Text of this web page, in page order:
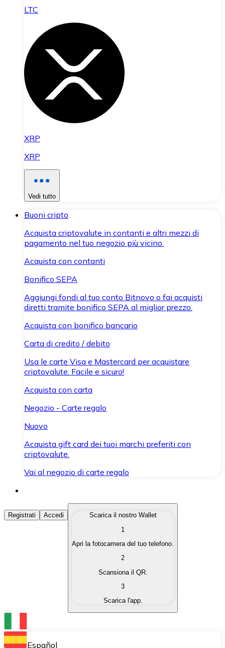
LTC
XRP
XRP
Vedi tutto
Buoni cripto
Acquista criptovalute in contanti e altri mezzi di
pagamento nel tuo negozio più vicino.
Acquista con contanti
Bonifico SEPA
Aggiungi fondi al tuo conto Bitnovo o fai acquisti
diretti tramite bonifico SEPA al miglior prezzo.
Acquista con bonifico bancario
Carta di credito / debito
Usa le carte Visa e Mastercard per acquistare
criptovalute. Facile e sicuro!
Acquista con carta
Negozio - Carte regalo
Nuovo
Acquista gift card dei tuoi marchi preferiti con
criptovalute.
Vai al negozio di carte regalo
Acquista Criptovalute
Acquista le criptovalute che ti interessano in modo
Converti le tue criptovalute in valuta fiat quando ne
Scambia una criptovaluta con un'altra
Conserva le tue cripto in un Wallet self-custodial.
Registrati Accedi
Scarica il nostro Wallet
1
Apri la fotocamera del tuo telefono.
2
Scansiona il QR.
3
Scarica l'app.
Español